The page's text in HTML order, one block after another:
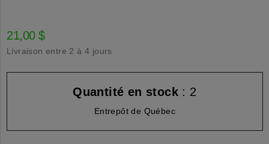
21,00 $
Livraison entre 2 à 4 jours
Quantité en stock : 2
Entrepôt de Québec